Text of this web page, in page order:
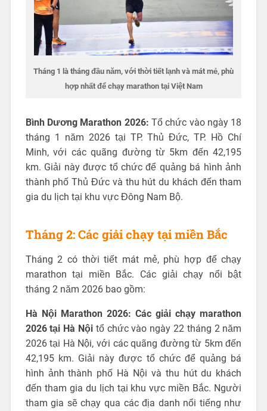
Tháng 1 là tháng đầu năm, với thời tiết lạnh và mát mẻ, phù
hợp nhất để chạy marathon tại Việt Nam
Bình Dương Marathon 2026: Tổ chức vào ngày 18
tháng 1 năm 2026 tại TP. Thủ Đức, TP. Hồ Chí
Minh, với các quãng đường từ 5km đến 42,195
km. Giải này được tổ chức để quảng bá hình ảnh
thành phố Thủ Đức và thu hút du khách đến tham
gia du lịch tại khu vực Đông Nam Bộ.
Tháng 2: Các giải chạy tại miền Bắc
Tháng 2 có thời tiết mát mẻ, phù hợp để chạy
marathon tại miền Bắc. Các giải chạy nổi bật
tháng 2 năm 2026 bao gồm:
Hà Nội Marathon 2026: Các giải chạy marathon
2026 tại Hà Nội tổ chức vào ngày 22 tháng 2 năm
2026 tại Hà Nội, với các quãng đường từ 5km đến
42,195 km. Giải này được tổ chức để quảng bá
hình ảnh thành phố Hà Nội và thu hút du khách
đến tham gia du lịch tại khu vực miền Bắc. Người
tham gia sẽ chạy qua các địa danh nổi tiếng như